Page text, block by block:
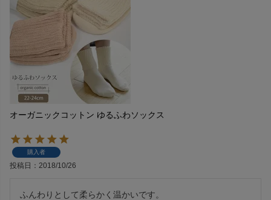
オーガニックコットン ゆるふわソックス
購入者
投稿日 2018/10/26
ふんわりとして柔らかく温かいです。